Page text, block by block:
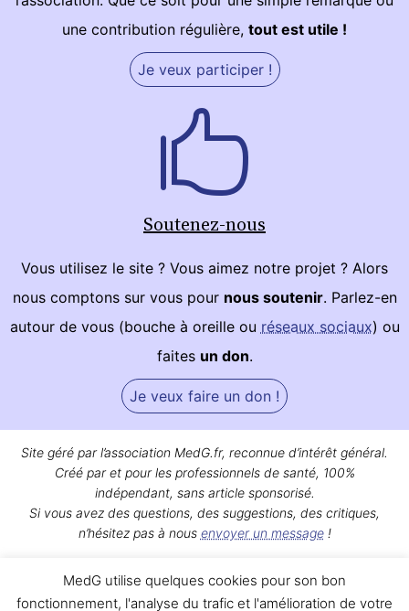
une contribution régulière, tout est utile !
Je veux participer !
Soutenez-nous
Vous utilisez le site ? Vous aimez notre projet ? Alors
nous comptons sur vous pour nous soutenir. Parlez-en
autour de vous (bouche à oreille ou réseaux sociaux) ou
faites un don.
Je veux faire un don !
Site géré par l’association MedG.fr, reconnue d’intérêt général.
Créé par et pour les professionnels de santé, 100%
indépendant, sans article sponsorisé.
Si vous avez des questions, des suggestions, des critiques,
n’hésitez pas à nous envoyer un message!
Qui sommes-nous ?|Mentions légales|Contact
MedG utilise quelques cookies pour son bon
fonctionnement, l'analyse du trafic et l'amélioration de votre